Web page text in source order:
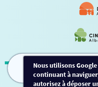
FILMS HORAIRES
Nous utilisons
continuant à
autorisez à déposer